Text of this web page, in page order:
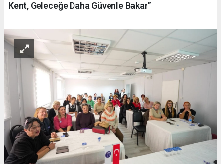
Kent, Geleceğe Daha Güvenle Bakar”